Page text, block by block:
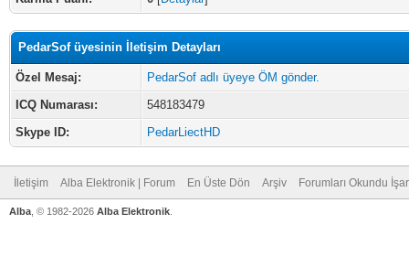
PedarSof üyesinin İletişim Detayları
Özel Mesaj:
PedarSof adlı üyeye ÖM gönder.
ICQ Numarası:
548183479
Skype ID:
PedarLiectHD
İletişim Alba Elektronik | Forum En Üste Dön Arşiv Forumları Okundu
Alba , © 1982-2026 Alba Elektronik